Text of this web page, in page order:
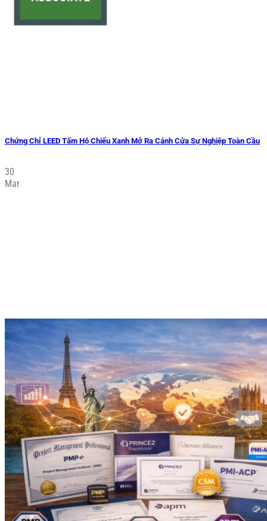
Chứng Chỉ LEED Tấm Hộ Chiếu Xanh Mở Ra Cánh Cửa Sự Nghiệp Toàn Cầu
30
Mar